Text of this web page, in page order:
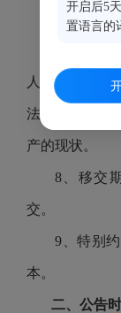
6、租金
、对承
人或企事业单
法经营。 竞
产的现状。
8、移交
交。
9 、特别
本。
二、公告
开启后5
置语言的